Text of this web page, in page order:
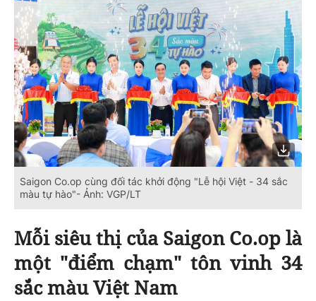
Saigon Co.op cùng đối tác khởi động "Lễ hội Việt - 34 sắc
màu tự hào"- Ảnh: VGP/LT
Mỗi siêu thị của Saigon Co.op là
một "điểm chạm" tôn vinh 34
sắc màu Việt Nam